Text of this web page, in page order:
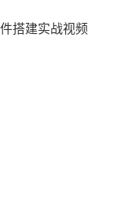
搭建实战视频